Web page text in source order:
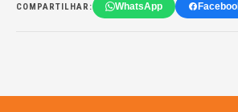
COMPARTILHAR: WhatsApp